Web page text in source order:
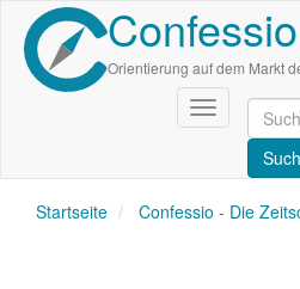
Direkt
zum
Inhalt
Confessio
Orientierung auf dem Markt
Navigation
aktivieren/
Startseite Confessio - Die